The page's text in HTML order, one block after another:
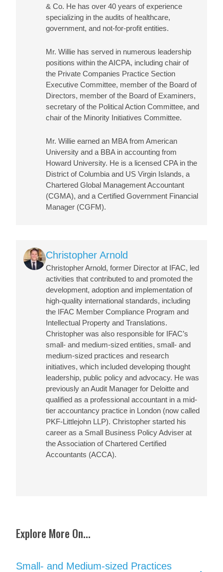
& Co. He has over 40 years of experience
specializing in the audits of healthcare,
government, and not-for-profit entities.
Mr. Willie has served in numerous leadership
positions within the AICPA, including chair of
the Private Companies Practice Section
Executive Committee, member of the Board of
Directors, member of the Board of Examiners,
secretary of the Political Action Committee, and
chair of the Minority Initiatives Committee.
Mr. Willie earned an MBA from American
University and a BBA in accounting from
Howard University. He is a licensed CPA in the
District of Columbia and US Virgin Islands, a
Chartered Global Management Accountant
(CGMA), and a Certified Government Financial
Manager (CGFM).
ImageChristopher Arnold
Christopher Arnold, former Director at IFAC, led
activities that contributed to and promoted the
development, adoption and implementation of
high-quality international standards, including
the IFAC Member Compliance Program and
Intellectual Property and Translations.
Christopher was also responsible for IFAC’s
small- and medium-sized entities, small- and
medium-sized practices and research
initiatives, which included developing thought
leadership, public policy and advocacy. He was
previously an Audit Manager for Deloitte and
qualified as a professional accountant in a mid-
tier accountancy practice in London (now called
PKF-Littlejohn LLP). Christopher started his
career as a Small Business Policy Adviser at
the Association of Chartered Certified
Accountants (ACCA).
Explore More On...
Small- and Medium-sized Practices